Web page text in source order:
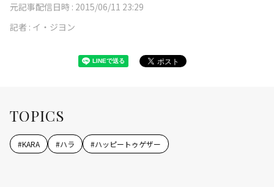
元記事配信日時 : 2015/06/11 23:29
記者 : イ・ジヨン
TOPICS
#KARA #ハラ #ハッピートゥゲザー